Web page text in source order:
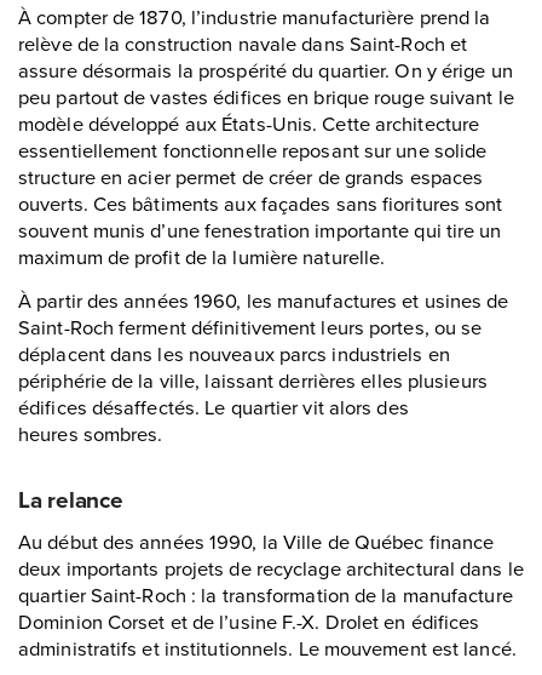
À compter de 1870, l’industrie manufacturière prend la
relève de la construction navale dans Saint-Roch et
assure désormais la prospérité du quartier. On y érige un
peu partout de vastes édifices en brique rouge suivant le
modèle développé aux États-Unis. Cette architecture
essentiellement fonctionnelle reposant sur une solide
structure en acier permet de créer de grands espaces
ouverts. Ces bâtiments aux façades sans fioritures sont
souvent munis d’une fenestration importante qui tire un
maximum de profit de la lumière naturelle.
À partir des années 1960, les manufactures et usines de
Saint-Roch ferment définitivement leurs portes, ou se
déplacent dans les nouveaux parcs industriels en
périphérie de la ville, laissant derrières elles plusieurs
édifices désaffectés. Le quartier vit alors des
heures sombres.
La relance
Au début des années 1990, la Ville de Québec finance
deux importants projets de recyclage architectural dans le
quartier Saint-Roch : la transformation de la manufacture
Dominion Corset et de l’usine F.-X. Drolet en édifices
administratifs et institutionnels. Le mouvement est lancé.